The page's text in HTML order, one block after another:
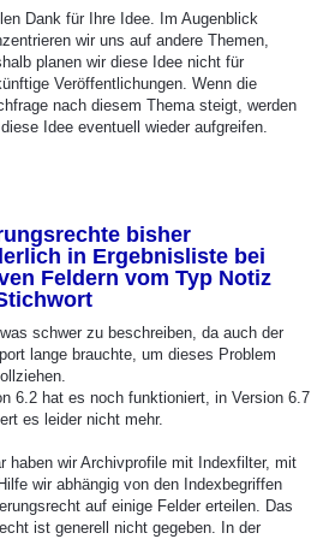
Dank für Ihre Idee. Im Augenblick
wir uns auf andere Themen,
planen wir diese Idee nicht für
Veröffentlichungen. Wenn die
nach diesem Thema steigt, werden
Idee eventuell wieder aufgreifen.
bisher
in Ergebnisliste bei
Feldern vom Typ Notiz
schwer zu beschreiben, da auch der
lange brauchte, um dieses Problem
6.2 hat es noch funktioniert, in Version 6.7
es leider nicht mehr.
haben wir Archivprofile mit Indexfilter, mit
wir abhängig von den Indexbegriffen
auf einige Felder erteilen. Das
ist generell nicht gegeben. In der